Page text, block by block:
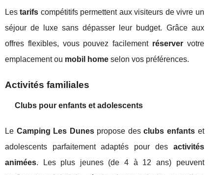
Lestarifs compétitifs permettent aux visiteurs de vivre un
séjour de luxe sans dépasser leur budget. Grâce aux
offres flexibles, vous pouvez facilement réservervotre
emplacement ou mobil home selon vos préférences.
Activités familiales
Clubs pour enfants et adolescents
Le Camping Les Dunespropose desclubs enfants et
adolescents parfaitement adaptés pour des activités
animées. Les plus jeunes (de 4 à 12 ans) peuvent